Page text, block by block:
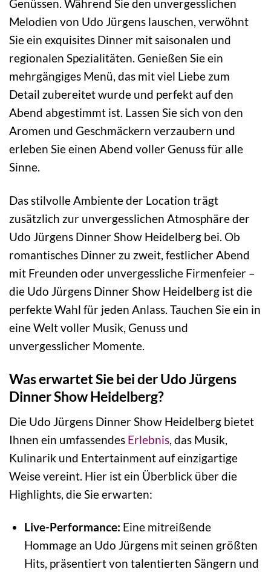
Genüssen. Während Sie den unvergesslichen
Melodien von Udo Jürgens lauschen, verwöhnt
Sie ein exquisites Dinner mit saisonalen und
regionalen Spezialitäten. Genießen Sie ein
mehrgängiges Menü, das mit viel Liebe zum
Detail zubereitet wurde und perfekt auf den
Abend abgestimmt ist. Lassen Sie sich von den
Aromen und Geschmäckern verzaubern und
erleben Sie einen Abend voller Genuss für alle
Sinne.
Das stilvolle Ambiente der Location trägt
zusätzlich zur unvergesslichen Atmosphäre der
Udo Jürgens Dinner Show Heidelberg bei. Ob
romantisches Dinner zu zweit, festlicher Abend
mit Freunden oder unvergessliche Firmenfeier –
die Udo Jürgens Dinner Show Heidelberg ist die
perfekte Wahl für jeden Anlass. Tauchen Sie ein in
eine Welt voller Musik, Genuss und
unvergesslicher Momente.
Was erwartet Sie bei der Udo Jürgens
Dinner Show Heidelberg?
Die Udo Jürgens Dinner Show Heidelberg bietet
Ihnen ein umfassendes Erlebnis , das Musik,
Kulinarik und Entertainment auf einzigartige
Weise vereint. Hier ist ein Überblick über die
Highlights, die Sie erwarten:
Live-Performance: Eine mitreißende
Hommage an Udo Jürgens mit seinen größten
Hits, präsentiert von talentierten Sängern und